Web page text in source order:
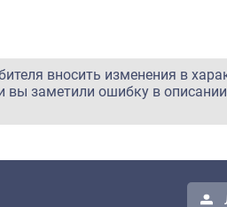
вносить изменения в
вы заметили ошибку в